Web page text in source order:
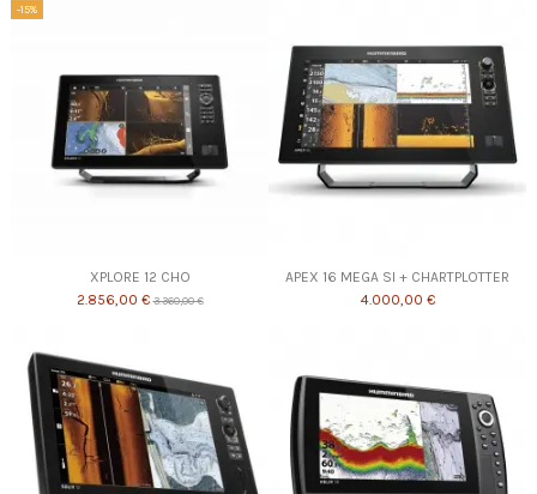
-15%
XPLORE 12 CHO
2.856,00 €3.360,00 €
APEX 16 MEGA SI + CHARTPLOTTER
4.000,00 €